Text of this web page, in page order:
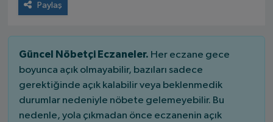
Paylaş
Güncel Nöbetçi Eczaneler. Her eczane gece
boyunca açık olmayabilir, bazıları sadece
gerektiğinde açık kalabilir veya beklenmedik
durumlar nedeniyle nöbete gelemeyebilir. Bu
nedenle, yola çıkmadan önce eczanenin açık